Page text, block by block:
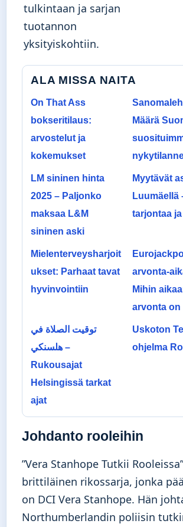
tulkintaan ja sarjan
tuotannon
yksityiskohtiin.
ALA MISSA NAITA
On That Ass
bokseritilaus:
arvostelut ja
kokemukset
Määrä
LM sininen hinta
2025 – Paljonko
maksaa L&M
sininen aski
Myytävät
Luumäellä
tarjontaa
Mielenterveysharjoit
ukset: Parhaat tavat
hyvinvointiin
arvonta-
Mihin
arvonta on
توقيت الصلاة في
هلسنكي –
Rukousajat
Helsingissä tarkat
ajat
Uskoton
ohjelma
Johdanto rooleihin
”Vera Stanhope Tutkii
brittiläinen rikossarja, jonka
on DCI Vera Stanhope. Hän
Northumberlandin poliisin